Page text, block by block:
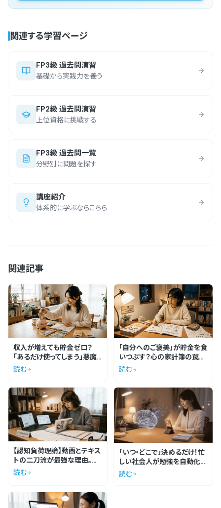
関連する学習ページ
FP3級 過去問演習
基礎から実践力を養う
FP2級 過去問演習
上位資格に挑戦する
FP3級 過去問一覧
分野別に問題を探す
講座紹介
体系的に学ぶならこちら
関連記事
収入が増えても貯金ゼロ？
「あるだけ使ってしまう」悪魔
の法則から抜け出す方法
読む
「自分へのご褒美」が貯金を食
いつぶす？心の家計簿の罠と
無駄遣いの防ぎ方
読む
【認知負荷理論】動画とテキス
トの二刀流が最強な理由。脳
の仕組みから読み解く効率的
読む
「いつ・どこで」決めるだけ！忙
しい社会人が勉強を自動化す
る最強のルール
読む